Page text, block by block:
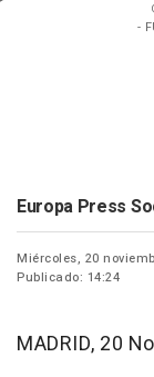
-
Europa Press
Miércoles, 20
Publicado: 14:24
MADRID, 20